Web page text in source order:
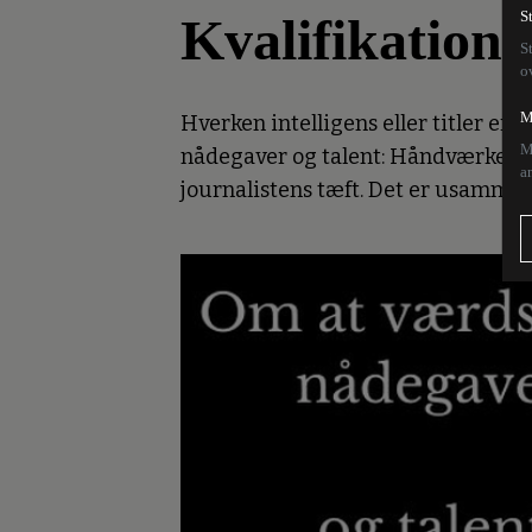
Hverken intelligens eller titler er
nådegaver og talent:
journalistens tæft. Det er